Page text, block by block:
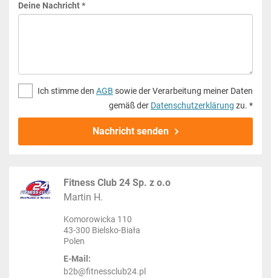
Deine Nachricht *
Ich stimme den AGB sowie der Verarbeitung meiner Daten
gemäß der Datenschutzerklärung zu. *
Nachricht senden
Fitness Club 24 Sp. z o.o
Martin H.
Komorowicka 110
43-300 Bielsko-Biała
Polen
E-Mail:
b2b@fitnessclub24.pl